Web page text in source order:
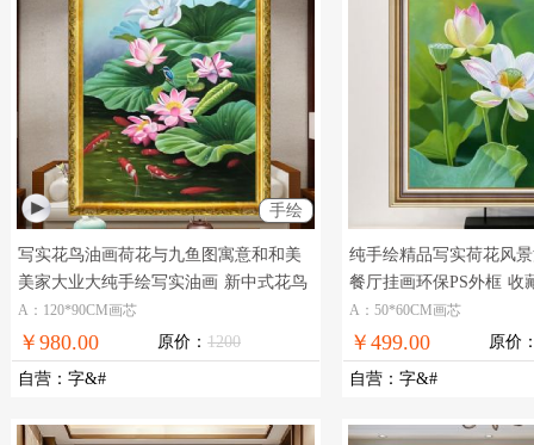
手绘
写实花鸟油画荷花与九鱼图寓意和和美
美家大业大纯手绘写实油画 新中式花鸟
油画纯手绘写实油画
A：120*90CM画芯
￥980.00 原价： 1200
自营 ： 字&#
纯手绘精品写实荷花风
餐厅挂画环保PS外框 收
油画
A：50*60CM画芯
￥499.00 原价
自营 ： 字&#